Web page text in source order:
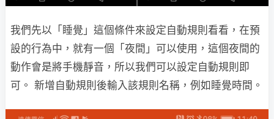
我們先以「睡覺」這個條件來設定自動規則看看，在預
設的行為中，就有一個「夜間」可以使用，這個夜間的
動作會是將手機靜音，所以我們可以設定自動規則即
可。 新增自動規則後輸入該規則名稱，例如睡覺時間。